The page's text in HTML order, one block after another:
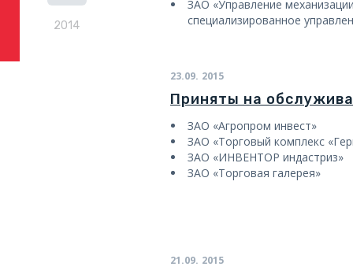
2014
ЗАО «Управление
специализированное
23.09. 2015
Приняты на
ЗАО «Агропром инвест»
ЗАО «Торговый комплекс
ЗАО «ИНВЕНТОР индастриз»
ЗАО «Торговая галерея»
21.09. 2015